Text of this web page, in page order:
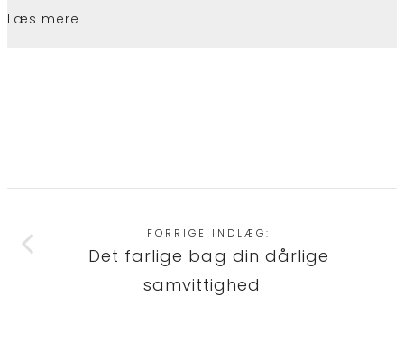
Læs mere
FORRIGE INDLÆG:
Det farlige bag din dårlige
samvittighed